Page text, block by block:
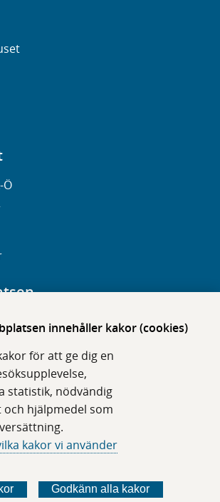
innehåller kakor (cookies)
för att ge dig en
statistik, nödvändig
hjälpmedel som
kakor vi använder
Godkänn alla kakor
Ö
medier